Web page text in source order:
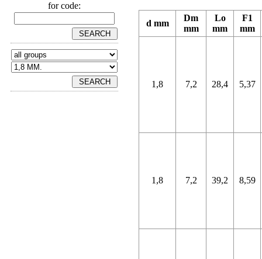
for code:
d mm
Dm
mm
Lo
mm
F1
mm
1,8 7,2 28,4 5,37
1,8 7,2 39,2 8,59